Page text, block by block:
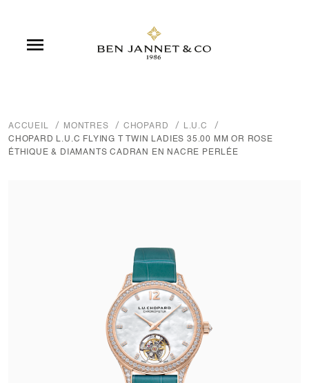

ACCUEIL MONTRES CHOPARD
L.U.C
CHOPARD L.U.C FLYING T TWIN LADIES 35.00 MM OR ROSE
ÉTHIQUE & DIAMANTS CADRAN EN NACRE PERLÉE